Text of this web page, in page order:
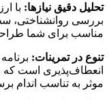
تحلیل دقیق نیازها: با
بررسی روانشناختی،
مناسب برای شما
تنوع در تمرینات:
انعطاف‌پذیری است
موثر به تناسب اندام